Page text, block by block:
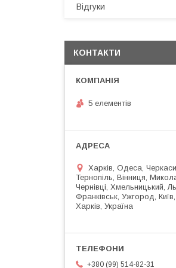
Відгуки
КОНТАКТИ
5 елементів
Харків, Одеса,
Тернопіль, Вінниця,
Чернівці, Хмельницький,
Франківськ, Ужгород, Київ,
Харків, Україна
+380 (99) 514-82-31